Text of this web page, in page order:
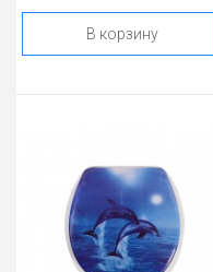
В корзину